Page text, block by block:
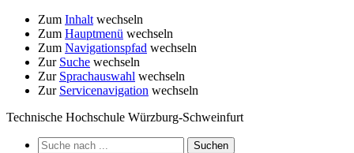
Zum Inhalt wechseln
Zum Hauptmenü wechseln
Zum Navigationspfad wechseln
Zur Suche wechseln
Zur Sprachauswahl wechseln
Zur Servicenavigation wechseln
Technische Hochschule Würzburg-Schweinfurt